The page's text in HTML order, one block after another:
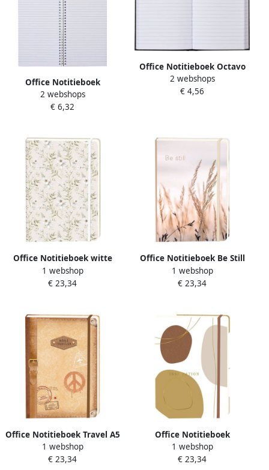
Office Notitieboek
135x330mm lijn 160blz 70gr
spiraal oranje
2 webshops
€ 6,32
Office Notitieboek Octavo
103x165mm 192blz
gelinieerd grijs gewolkt
2 webshops
€ 4,56
Office Notitieboek witte
bloemen A5 lijn 92 pagina's
softcover creme
1 webshop
€ 23,34
Office Notitieboek Be Still
A5 lijn 92 pagina's softcover
1 webshop
€ 23,34
Office Notitieboek Travel A5
lijn 92 pagina's softcover
1 webshop
€ 23,34
Office Notitieboek
Inspiration A5 lijn 92
pagina's softcover
1 webshop
€ 23,34